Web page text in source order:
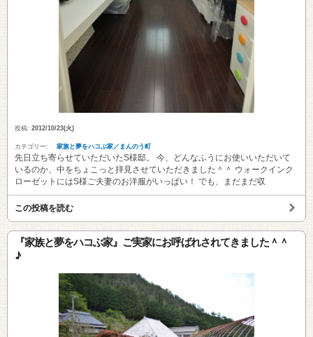
投稿: 2012/10/23(火)
カテゴリー: 家族と夢をハコぶ家／まんのう町
先日立ち寄らせていただいたS様邸。 今、どんなふうにお使いいただいて
いるのか、中をちょこっと拝見させていただきました＾＾ ウォークインク
ローゼットにはS様ご夫妻のお洋服がいっぱい！ でも、まだまだ収
この投稿を読む
『家族と夢をハコぶ家』ご実家にお呼ばれされてきました＾＾
♪